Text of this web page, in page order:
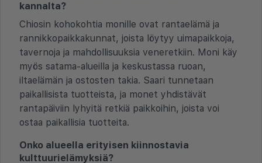
kannalta?
Chiosin kohokohtia monille ovat rantaelämä ja
rannikkopaikkakunnat, joista löytyy uimapaikkoja,
tavernoja ja mahdollisuuksia veneretkiin. Moni käy
myös satama-alueilla ja keskustassa ruoan,
iltaelämän ja ostosten takia. Saari tunnetaan
paikallisista tuotteista, ja monet yhdistävät
rantapäiviin lyhyitä retkiä paikkoihin, joista voi
ostaa paikallisia tuotteita.
Onko alueella erityisen kiinnostavia
kulttuurielämyksiä?